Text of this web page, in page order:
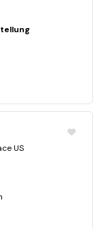
US